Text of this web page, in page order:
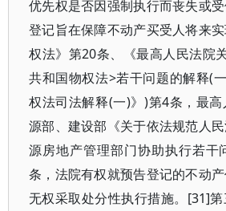
优先权是否因强制执行而丧失或
登记旨在保障不动产买受人将来
权法》第20条、《最高人民法院
共和国物权法>若干问题的解释(
权法司法解释(一)》)第4条，最
源部、建设部《关于依法规范人
源房地产管理部门协助执行若干
条，法院有权就预告登记的不动
无权采取处分性执行措施。[31]